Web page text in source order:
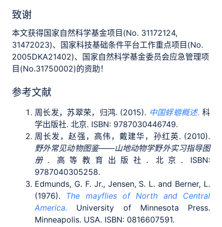
致谢
本文获得国家自然科学基金项目(No. 31172124,
31472023)、国家科技基础条件平台工作重点项目(No.
2005DKA21402)、国家自然科学基金委员会应急管理项
目(No.31750002)的资助！
参考文献
周长发，苏翠荣，归鸿. (2015). 中国蜉蝣概述. 科
学出版社. 北京. ISBN: 9787030446749.
周长发，赵强，高伟，戴建华，孙红英. (2010).
野外常见动物图鉴——山地动物学野外实习指导图
册. 高等教育出版社. 北京. ISBN:
9787040305258.
Edmunds, G. F. Jr., Jensen, S. L. and Berner, L.
(1976). The mayflies of North and Central
America. University of Minnesota Press.
Minneapolis. USA. ISBN: 0816607591.